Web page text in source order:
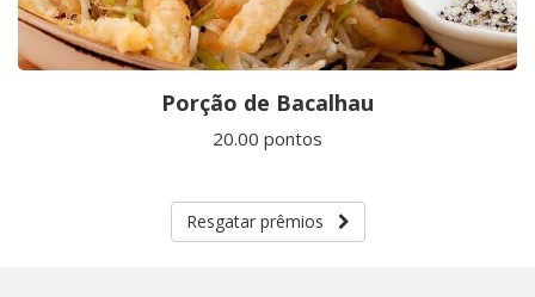
Porção de Bacalhau
20.00 pontos
Resgatar prêmios